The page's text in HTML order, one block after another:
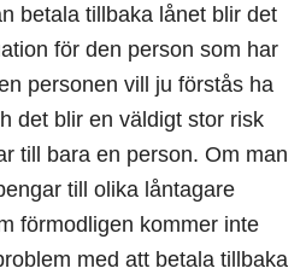
betala tillbaka lånet blir det
för den person som har
personen vill ju förstås ha
det blir en väldigt stor risk
till bara en person. Om man
till olika låntagare
förmodligen kommer inte
med att betala tillbaka